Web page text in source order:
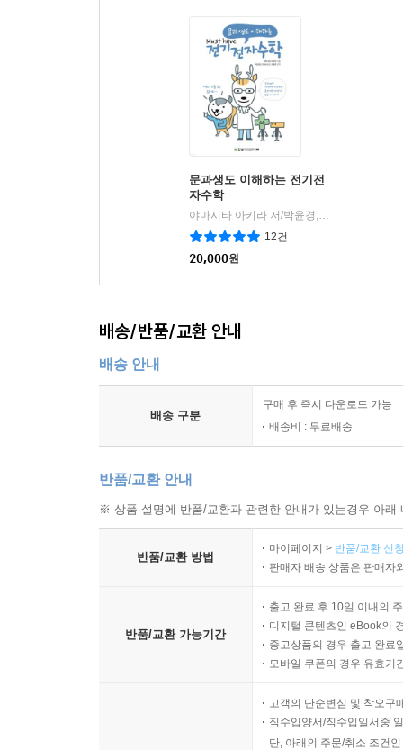
Chapter 10 인덕터의 특성
1. 인덕터의 원리와 특성
2. 인덕터의 직병렬 연결
4. 인덕터의 응용
Chapter 11 R-C 회로
1. R-C 직렬 회로의 특성
4. R-C 회로의 입출력
연습문제
Chapter 12 R-L 회로
3. R-L 회로의 전력
4. R-L 회로의 입출력
연습문제
3. 대역폭과 선택도
문과생도 이해하는 전기전
자수학
12건
20,000원
배송/반품/교환 안내
배송 안내
배송 구분
구매 후 즉시 다운로드 가능
배송비 : 무료배송
반품/교환 안내
※ 상품 설명에 반품/교환과 관련한 안내가 있는경우 아
반품/교환 방법
마이페이지 > 반품/교환 신
판매자 배송 상품은 판매자
반품/교환 가능기간
출고 완료 후 10일 이내의
디지털 콘텐츠인 eBook의
중고상품의 경우 출고 완료
모바일 쿠폰의 경우 유효기
고객의 단순변심 및 착오구
직수입양서/직수입일서중
단, 아래의 주문/취소 조건